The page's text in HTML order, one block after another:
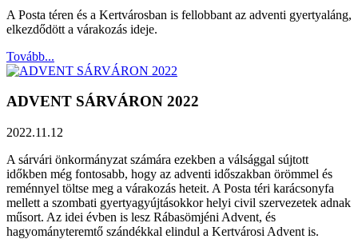
A Posta téren és a Kertvárosban is fellobbant az adventi gyertyaláng,
elkezdődött a várakozás ideje.
Tovább...
ADVENT SÁRVÁRON 2022
2022.11.12
A sárvári önkormányzat számára ezekben a válsággal sújtott
időkben még fontosabb, hogy az adventi időszakban örömmel és
reménnyel töltse meg a várakozás heteit. A Posta téri karácsonyfa
mellett a szombati gyertyagyújtásokkor helyi civil szervezetek adnak
műsort. Az idei évben is lesz Rábasömjéni Advent, és
hagyományteremtő szándékkal elindul a Kertvárosi Advent is.